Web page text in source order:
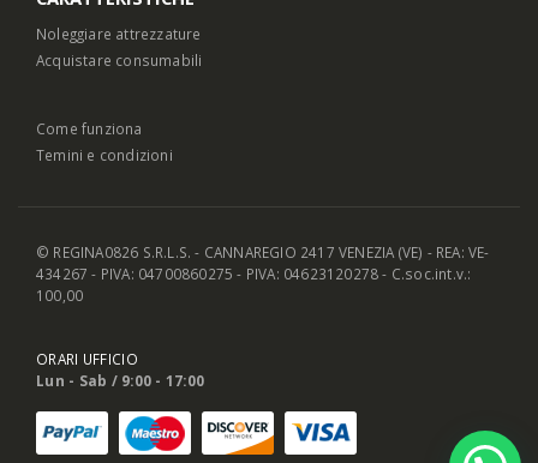
Noleggiare attrezzature
Acquistare consumabili
Come funziona
Temini e condizioni
© REGINA0826 S.R.L.S. - CANNAREGIO 2417 VENEZIA (VE) - REA: VE-
434267 - PIVA: 04700860275 - PIVA: 04623120278 - C.soc.int.v.:
100,00
ORARI UFFICIO
Lun - Sab / 9:00 - 17:00